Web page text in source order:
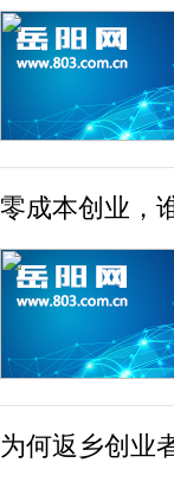
零成本创业，
为何返乡创业